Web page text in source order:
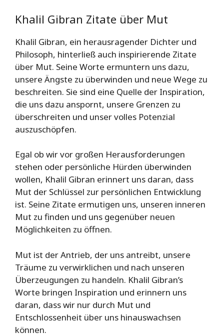
Khalil Gibran Zitate über Mut
Khalil Gibran, ein herausragender Dichter und
Philosoph, hinterließ auch inspirierende Zitate
über Mut. Seine Worte ermuntern uns dazu,
unsere Ängste zu überwinden und neue Wege zu
beschreiten. Sie sind eine Quelle der Inspiration,
die uns dazu anspornt, unsere Grenzen zu
überschreiten und unser volles Potenzial
auszuschöpfen.
Egal ob wir vor großen Herausforderungen
stehen oder persönliche Hürden überwinden
wollen, Khalil Gibran erinnert uns daran, dass
Mut der Schlüssel zur persönlichen Entwicklung
ist. Seine Zitate ermutigen uns, unseren inneren
Mut zu finden und uns gegenüber neuen
Möglichkeiten zu öffnen.
Mut ist der Antrieb, der uns antreibt, unsere
Träume zu verwirklichen und nach unseren
Überzeugungen zu handeln. Khalil Gibran’s
Worte bringen Inspiration und erinnern uns
daran, dass wir nur durch Mut und
Entschlossenheit über uns hinauswachsen
können.